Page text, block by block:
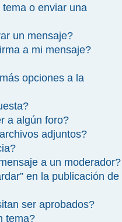
o enviar una
un mensaje?
a mi mensaje?
opciones a la
a algún foro?
adjuntos?
a un moderador?
en la publicación de
ser aprobados?
tema?